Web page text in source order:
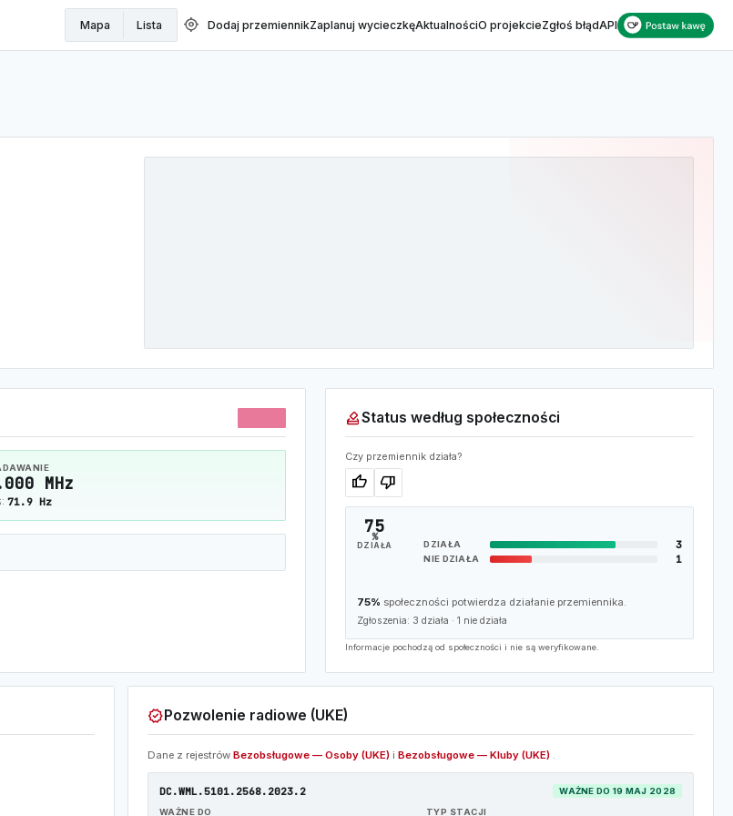
Mapa Lista my_location Dodaj przemiennikZaplanuj wycieczkęAktualnościO projekcieZgłoś błądAPI
MHz
71.9 Hz
how_to_voteStatus według społeczności
Czy przemiennik działa?
thumb_up thumb_down
75
%
DZIAŁA DZIAŁA 3
NIE DZIAŁA 1
75% społeczności potwierdza działanie przemiennika.
Zgłoszenia: 3 działa · 1 nie działa
Informacje pochodzą od społeczności i nie są weryfikowane.
verified Pozwolenie radiowe (UKE)
Dane z rejestrów Bezobsługowe — Osoby (UKE) i Bezobsługowe — Kluby (UKE) .
DC.WML.5101.2568.2023.2 WAŻNE DO 19 MAJ 2028
WAŻNE DO TYP STACJI